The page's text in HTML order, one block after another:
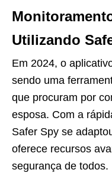
Utilizando
Em 2024, o
sendo uma
que procuram por
esposa. Com a
Safer Spy se
oferece recursos
segurança de todos.